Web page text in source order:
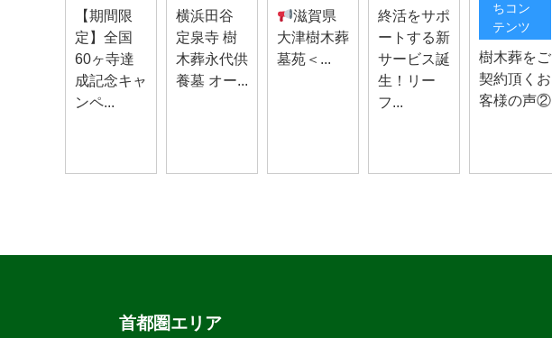
【期間限
定】全国
60ヶ寺達
成記念キャ
ンペ...
横浜田谷
定泉寺 樹
木葬永代供
養墓 オー...
滋賀県
大津樹木葬
墓苑＜...
終活をサポ
ートする新
サービス誕
生！リー
フ...
ちコン
テンツ
樹木葬をご
契約頂くお
客様の声②
首都圏エリア